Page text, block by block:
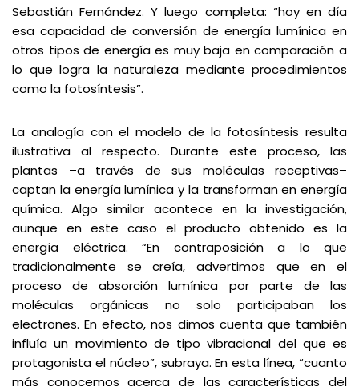
Sebastián Fernández. Y luego completa: “hoy en día
esa capacidad de conversión de energía lumínica en
otros tipos de energía es muy baja en comparación a
lo que logra la naturaleza mediante procedimientos
como la fotosíntesis”.
La analogía con el modelo de la fotosíntesis resulta
ilustrativa al respecto. Durante este proceso, las
plantas –a través de sus moléculas receptivas–
captan la energía lumínica y la transforman en energía
química. Algo similar acontece en la investigación,
aunque en este caso el producto obtenido es la
energía eléctrica. “En contraposición a lo que
tradicionalmente se creía, advertimos que en el
proceso de absorción lumínica por parte de las
moléculas orgánicas no solo participaban los
electrones. En efecto, nos dimos cuenta que también
influía un movimiento de tipo vibracional del que es
protagonista el núcleo”, subraya. En esta línea, “cuanto
más conocemos acerca de las características del